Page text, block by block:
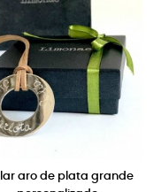
aro de plata grande